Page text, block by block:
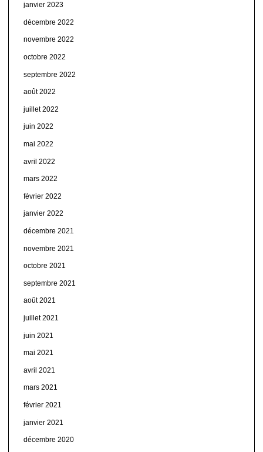
janvier 2023
décembre 2022
novembre 2022
octobre 2022
septembre 2022
août 2022
juillet 2022
juin 2022
mai 2022
avril 2022
mars 2022
février 2022
janvier 2022
décembre 2021
novembre 2021
octobre 2021
septembre 2021
août 2021
juillet 2021
juin 2021
mai 2021
avril 2021
mars 2021
février 2021
janvier 2021
décembre 2020